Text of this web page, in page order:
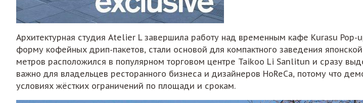
Архитектурная студия Atelier L завершила работу над временным кафе Kurasu
форму кофейных дрип-пакетов, стали основой для компактного заведения
метров расположился в популярном торговом центре Taikoo Li Sanlitun и сразу
важно для владельцев ресторанного бизнеса и дизайнеров HoReCa, потому что
условиях жёстких ограничений по площади и срокам.